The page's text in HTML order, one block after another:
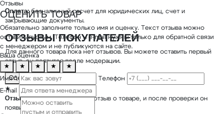
Оплата:безналичный расчет для юридических лиц, счет и
закрывающие документы.
ОТЗЫВЫ ПОКУПАТЕЛЕЙ
Для данного товара пока нет отзывов. Вы можете оставить первый
отзыв, он появится после модерации.
Оценить товар
★
Отзывов пока нет Оставьте отзыв о товаре, и после проверки он
появится на странице.
Отзывы
ОЦЕНИТЬ ТОВАР
Обязательно заполните только имя и оценку. Текст отзыва можно
оставить пустым. Телефон и e-mail нужны только для обратной связи
с менеджером и не публикуются на сайте.
Ваша оценка
★
★ ★ ★
★
Имя *
Телефон
E-mail